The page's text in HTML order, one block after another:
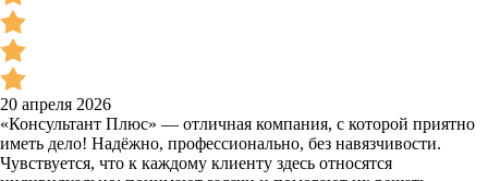
20 апреля 2026
«Консультант Плюс» — отличная компания, с которой приятно
иметь дело! Надёжно, профессионально, без навязчивости.
Чувствуется, что к каждому клиенту здесь относятся